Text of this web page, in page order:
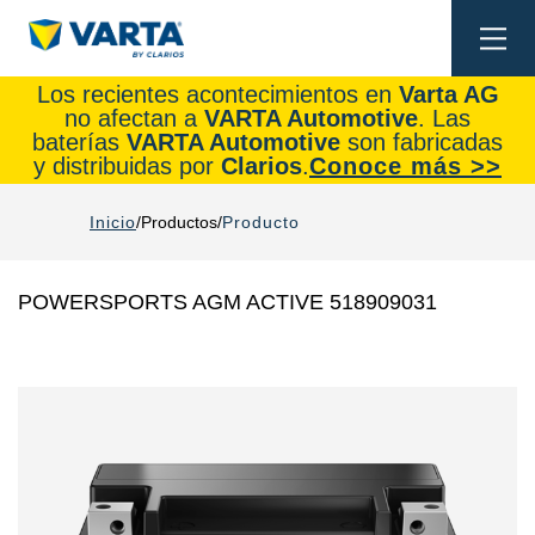
Los recientes acontecimientos en Varta AG
no afectan a VARTA Automotive. Las
baterías VARTA Automotive son fabricadas
y distribuidas por Clarios.Conoce más >>
Inicio Productos Producto
POWERSPORTS AGM ACTIVE 518909031